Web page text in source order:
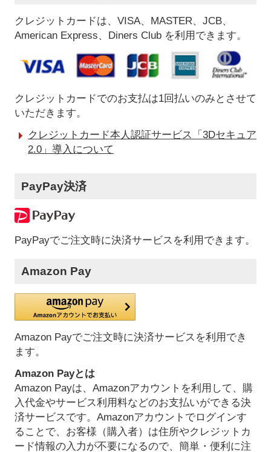
クレジットカードは、VISA、MASTER、JCB、
American Express、Diners Club を利用できます。
クレジットカードでのお支払は1回払いのみとさせて
いただきます。
クレジットカード本人認証サービス「3Dセキュア
2.0」導入について
PayPay決済
PayPayでご注文時に決済サービスを利用できます。
Amazon Pay
Amazon Payでご注文時に決済サービスを利用でき
ます。
Amazon Payとは
Amazon Payは、Amazonアカウントを利用して、購
入代金やサービス利用料などのお支払いができる決
済サービスです。Amazonアカウントでログインす
ることで、お客様（購入者）は住所やクレジットカ
ード情報の入力が不要になるので、簡単・便利に注